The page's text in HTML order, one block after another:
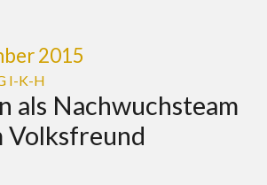
2015
I-K-H
als Nachwuchsteam
Volksfreund